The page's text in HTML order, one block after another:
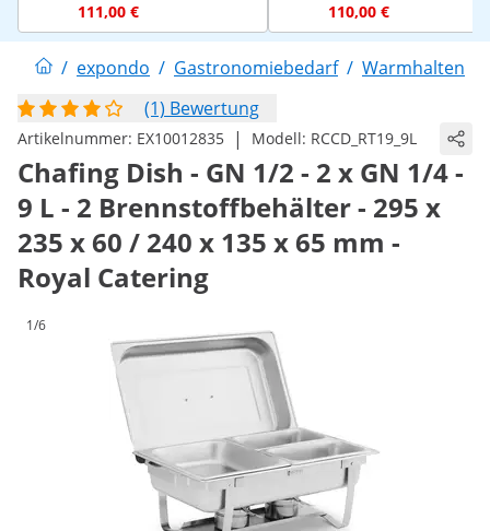
111,00 € 110,00 €
/ expondo / Gastronomiebedarf / Warmhalten
(1) Bewertung
Artikelnummer: EX10012835 | Modell: RCCD_RT19_9L
Chafing Dish - GN 1/2 - 2 x GN 1/4 -
9 L - 2 Brennstoffbehälter - 295 x
235 x 60 / 240 x 135 x 65 mm -
Royal Catering
1/6